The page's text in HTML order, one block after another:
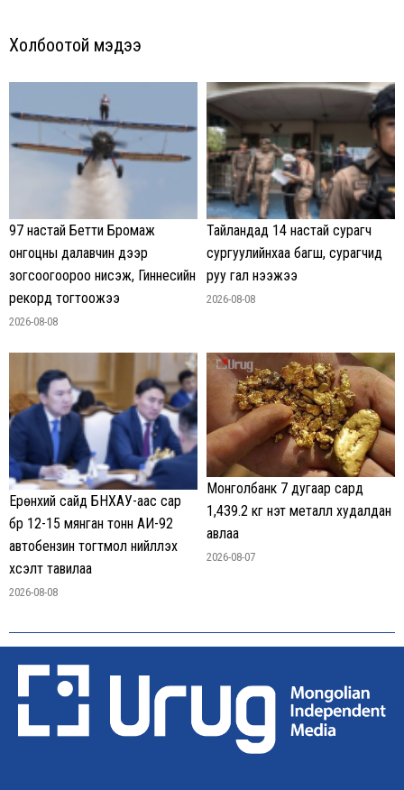
Холбоотой мэдээ
97 настай Бетти Бромаж
онгоцны далавчин дээр
зогсоогоороо нисэж, Гиннесийн
рекорд тогтоожээ
2026-08-08
Тайландад 14 настай сурагч
сургуулийнхаа багш, сурагчид
руу гал нээжээ
2026-08-08
Ерөнхий сайд БНХАУ-аас сар
бүр 12-15 мянган тонн АИ-92
автобензин тогтмол нийлүүлэх
хүсэлт тавилаа
2026-08-08
Монголбанк 7 дугаар сард
1,439.2 кг үнэт металл худалдан
авлаа
2026-08-07